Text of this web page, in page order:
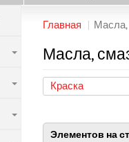
Главная Масла,
Масла,
Краска
Элементов на